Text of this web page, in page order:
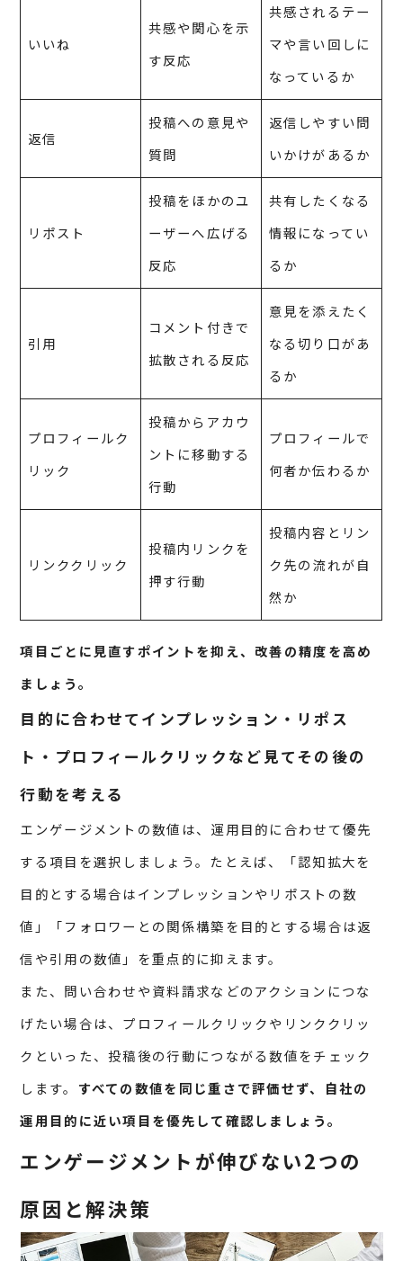
いいね
共感や関心を示
す反応
共感されるテー
マや言い回しに
なっているか
返信
投稿への意見や
質問
返信しやすい問
いかけがあるか
リポスト
投稿をほかのユ
ーザーへ広げる
反応
共有したくなる
情報になってい
るか
引用
コメント付きで
拡散される反応
意見を添えたく
なる切り口があ
るか
プロフィールク
リック
投稿からアカウ
ントに移動する
行動
プロフィールで
何者か伝わるか
リンククリック
投稿内リンクを
押す行動
投稿内容とリン
ク先の流れが自
然か
項目ごとに見直すポイントを抑え、改善の精度を高め
ましょう。
目的に合わせてインプレッション・リポス
ト・プロフィールクリックなど見てその後の
行動を考える
エンゲージメントの数値は、運用目的に合わせて優先
する項目を選択しましょう。たとえば、「認知拡大を
目的とする場合はインプレッションやリポストの数
値」「フォロワーとの関係構築を目的とする場合は返
信や引用の数値」を重点的に抑えます。
また、問い合わせや資料請求などのアクションにつな
げたい場合は、プロフィールクリックやリンククリッ
クといった、投稿後の行動につながる数値をチェック
します。 すべての数値を同じ重さで評価せず、自社の
運用目的に近い項目を優先して確認しましょう。
エンゲージメントが伸びない2つの
原因と解決策